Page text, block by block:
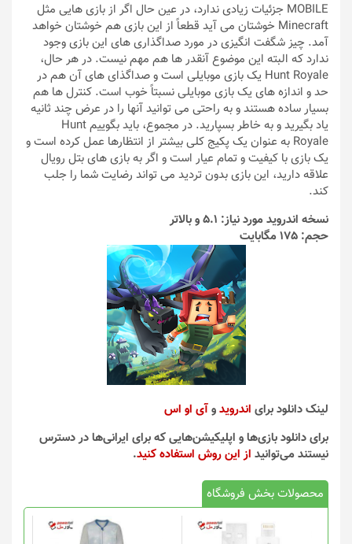
MOBILE جزئیات زیادی ندارد، در عین حال اگر از بازی هایی مثل
Minecraft خوشتان می آید قطعاً از این بازی هم خوشتان خواهد
آمد. چیز شگفت انگیزی در مورد صداگذاری های این بازی وجود
ندارد که البته این موضوع آنقدر ها هم مهم نیست. در هر حال،
Hunt Royale یک بازی موبایلی است و صداگذای های آن هم در
حد و اندازه های یک بازی موبایلی نسبتاً خوب است. کنترل ها هم
بسیار ساده هستند و به راحتی می توانید آنها را در عرض چند ثانیه
یاد بگیرید و به خاطر بسپارید. در مجموع، باید بگوییم Hunt
Royale به عنوان یک پکیج کلی بیشتر از انتظارها عمل کرده است و
یک بازی با کیفیت و تمام عیار است و اگر به بازی های بتل رویال
علاقه دارید، این بازی بدون تردید می تواند رضایت شما را جلب
کند.
نسخه اندروید مورد نیاز: 5.1 و بالاتر
حجم: 175 مگابایت
لینک دانلود برای اندرویدوآی او اس
برای دانلود بازی‌ها و اپلیکیشن‌هایی که برای ایرانی‌ها در دسترس
نیستند می‌توانید از این روش استفاده کنید.
محصولات بخش فروشگاه